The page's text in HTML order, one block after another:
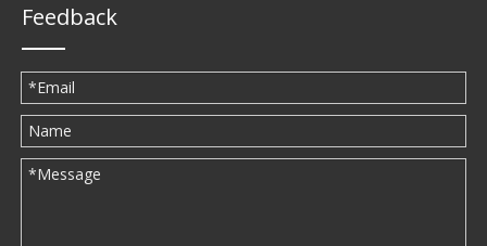
Feedback